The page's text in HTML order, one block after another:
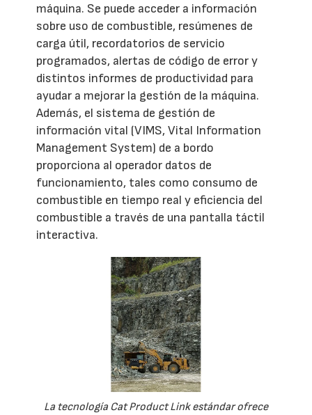
máquina. Se puede acceder a información
sobre uso de combustible, resúmenes de
carga útil, recordatorios de servicio
programados, alertas de código de error y
distintos informes de productividad para
ayudar a mejorar la gestión de la máquina.
Además, el sistema de gestión de
información vital (VIMS, Vital Information
Management System) de a bordo
proporciona al operador datos de
funcionamiento, tales como consumo de
combustible en tiempo real y eficiencia del
combustible a través de una pantalla táctil
interactiva.
La tecnología Cat Product Link estándar ofrece